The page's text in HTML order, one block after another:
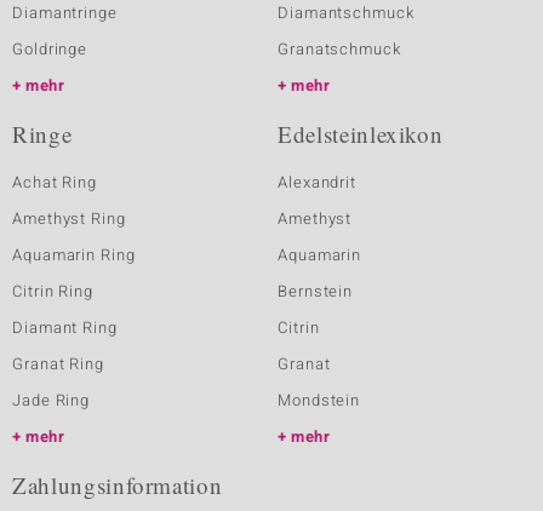
Diamantringe
Goldringe
mehr
Diamantschmuck
Granatschmuck
mehr
Ringe
Achat Ring
Amethyst Ring
Aquamarin Ring
Citrin Ring
Diamant Ring
Granat Ring
Jade Ring
mehr
Edelsteinlexikon
Alexandrit
Amethyst
Aquamarin
Bernstein
Citrin
Granat
Mondstein
mehr
Zahlungsinformation